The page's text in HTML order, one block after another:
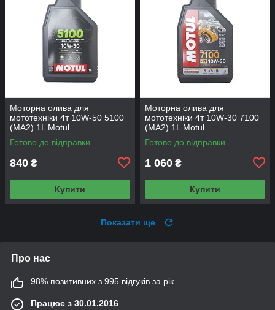
Моторна олива для
мототехніки 4т 10W-50 5100
(MA2) 1L Motul
Готово до відправки
840 ₴
Купити
Моторна олива для
мототехніки 4т 10W-30 7100
(MA2) 1L Motul
Готово до відправки
1 060 ₴
Купити
Показати ще
Про нас
98% позитивних з 995 відгуків за рік
Працює з 30.01.2016